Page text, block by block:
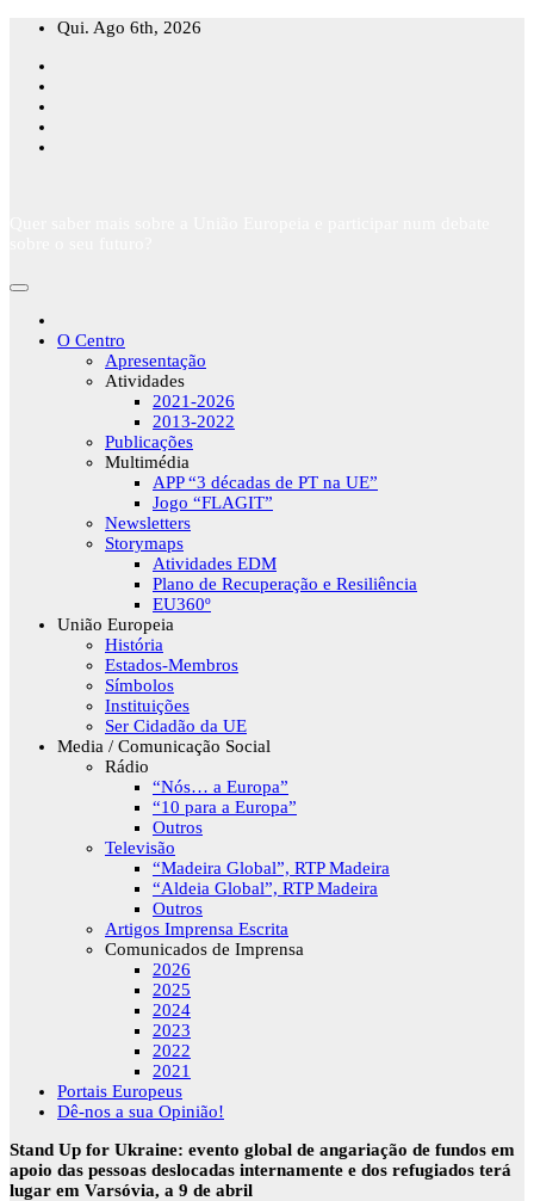
Skip
content
Qui. Ago 6th, 2026
O Centro
Apresentação
Atividades
2021-2026
2013-2022
Publicações
Multimédia
APP “3 décadas de PT na UE”
Jogo “FLAGIT”
Newsletters
Storymaps
Atividades EDM
Plano de Recuperação e Resiliência
EU360º
União Europeia
História
Estados-Membros
Símbolos
Instituições
Ser Cidadão da UE
Media / Comunicação Social
Rádio
“Nós… a Europa”
“10 para a Europa”
Outros
Televisão
“Madeira Global”, RTP Madeira
“Aldeia Global”, RTP Madeira
Outros
Artigos Imprensa Escrita
Comunicados de Imprensa
2026
2025
2024
2023
2022
2021
Portais Europeus
Dê-nos a sua Opinião!
Stand Up for Ukraine: evento global de angariação de fundos em
apoio das pessoas deslocadas internamente e dos refugiados terá
lugar em Varsóvia, a 9 de abril